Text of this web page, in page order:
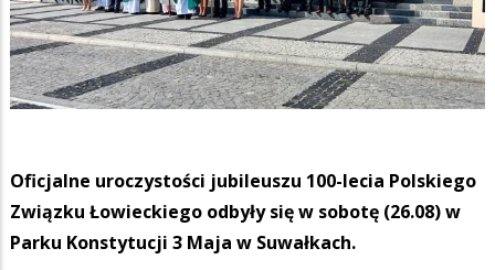
Oficjalne uroczystości jubileuszu 100-lecia Polskiego
Związku Łowieckiego odbyły się w sobotę (26.08) w
Parku Konstytucji 3 Maja w Suwałkach.